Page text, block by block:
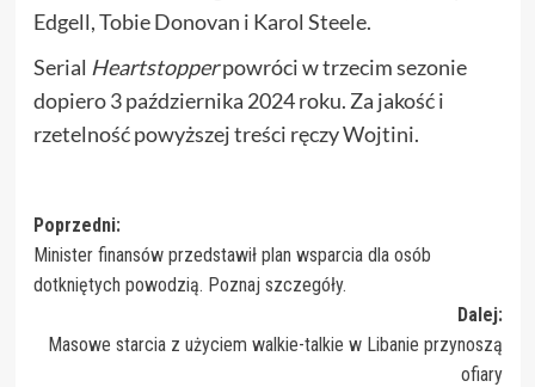
Edgell, Tobie Donovan i Karol Steele.
Serial Heartstopperpowróci w trzecim sezonie
dopiero 3 października 2024 roku. Za jakość i
rzetelność powyższej treści ręczy Wojtini.
Zobacz
wpisy
Poprzedni:
Minister finansów przedstawił plan wsparcia dla osób
dotkniętych powodzią. Poznaj szczegóły.
Dalej:
Masowe starcia z użyciem walkie-talkie w Libanie przynoszą
ofiary